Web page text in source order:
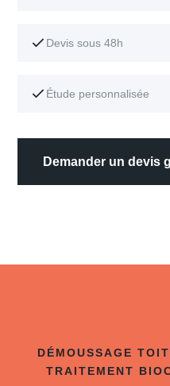
Devis sous 48h
Étude personnalisée
Demander un devis
DÉMOUSSAGE
TRAITEMENT